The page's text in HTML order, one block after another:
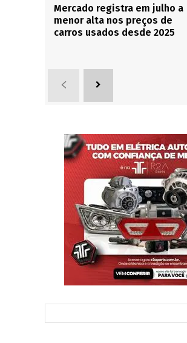
Mercado registra em julho a
menor alta nos preços de
carros usados desde 2025